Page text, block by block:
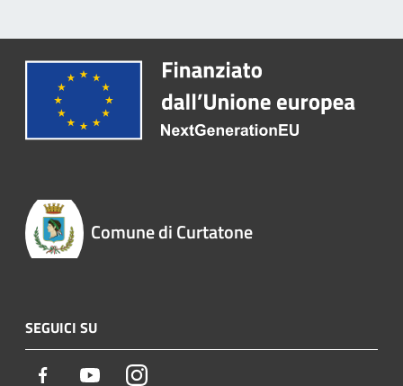
Comune di Curtatone
SEGUICI SU
Facebook YoutubeInstagram